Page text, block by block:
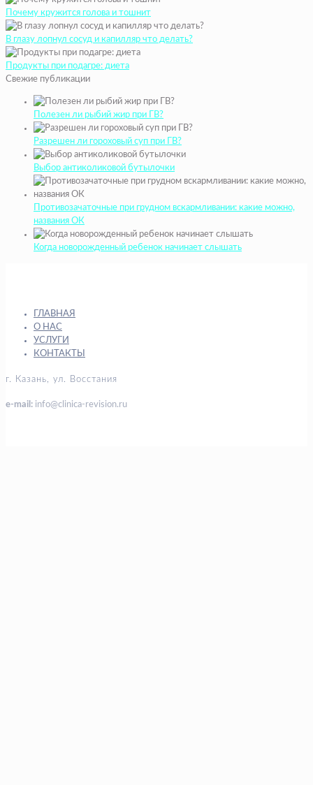
Почему кружится голова и тошнит
В глазу лопнул сосуд и капилляр что делать?
Продукты при подагре: диета
Свежие публикации
Полезен ли рыбий жир при ГВ?
Разрешен ли гороховый суп при ГВ?
Выбор антиколиковой бутылочки
Противозачаточные при грудном вскармливании: какие можно,
названия ОК
Когда новорожденный ребенок начинает слышать
ГЛАВНАЯ
О НАС
УСЛУГИ
КОНТАКТЫ
г. Казань, ул. Восстания
e-mail: info@clinica-revision.ru